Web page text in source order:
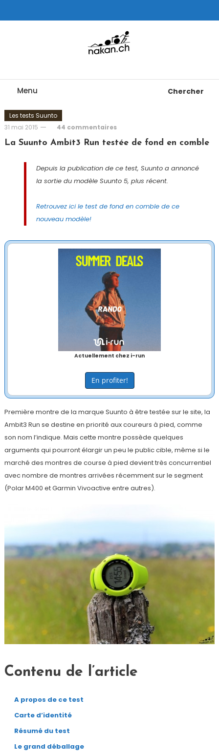
To
Menu Chercher
Les tests Suunto
31 mai 2015
44 commentaires
La Suunto Ambit3 Run testée de fond en comble
Depuis la publication de ce test, Suunto a annoncé
la sortie du modèle Suunto 5, plus récent.
Retrouvez ici le test de fond en comble de ce
nouveau modèle!
Actuellement chez i-run
En profiter!
Première montre de la marque Suunto à être testée sur le site, la
Ambit3 Run se destine en priorité aux coureurs à pied, comme
son nom l’indique. Mais cette montre possède quelques
arguments qui pourront élargir un peu le public cible, même si le
marché des montres de course à pied devient très concurrentiel
avec nombre de montres arrivées récemment sur le segment
(Polar M400 et Garmin Vivoactive entre autres).
Contenu de l’article
A propos de ce test
Carte d’identité
Résumé du test
Le grand déballage